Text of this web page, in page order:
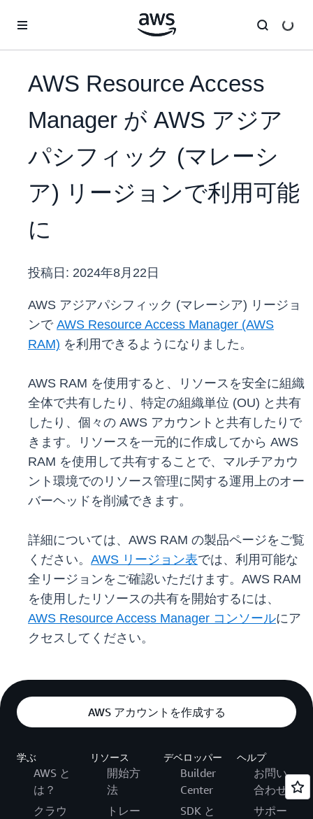
AWS Resource Access
Manager が AWS アジア
パシフィック (マレーシ
ア) リージョンで利用可能
に
投稿日: 2024年8月22日
AWS アジアパシフィック (マレーシア) リージョ
ンで AWS Resource Access Manager (AWS
RAM) を利用できるようになりました。
AWS RAM を使用すると、リソースを安全に組織
全体で共有したり、特定の組織単位 (OU) と共有
したり、個々の AWS アカウントと共有したりで
きます。リソースを一元的に作成してから AWS
RAM を使用して共有することで、マルチアカウ
ント環境でのリソース管理に関する運用上のオー
バーヘッドを削減できます。
詳細については、AWS RAM の製品ページをご覧
ください。 AWS リージョン表では、利用可能な
全リージョンをご確認いただけます。AWS RAM
を使用したリソースの共有を開始するには、
AWS Resource Access Manager コンソールにア
クセスしてください。
AWS アカウントを作成する
学ぶ
AWS と
は？
クラウ
リソース
開始方
法
トレー
デベロッパー
Builder
Center
SDK と
ヘルプ
お問い
合わせ
サポー